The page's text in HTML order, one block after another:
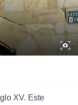
XV. Este